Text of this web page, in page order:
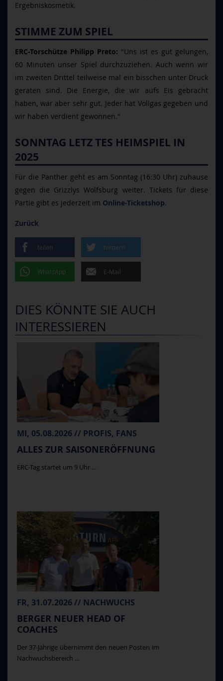
Ergebniskosmetik.
STIMME ZUM SPIEL
ERC-Torschütze Philipp Preto: "Uns ist es gut gelungen,
60 Minuten unser Spiel durchzuziehen. Auch wenn wir
im zweiten Drittel teilweise mal ein bisschen unter Druck
geraten sind. Die Energie, die wir aufs Eis gebracht
haben, war aber sehr gut. Jeder hat Vollgas gegeben und
wir haben verdient gewonnen."
SONNTAG LETZ TES HEIMSPIEL IN
2025
Für die Panther geht es am Sonntag (16:30 Uhr) zuhause
gegen die Grizzlys Wolfsburg weiter. Tickets für diese
Partie gibt es jederzeit im Online-Ticketshop.
Zurück
teilen twittern
WhatsApp E-Mail
DIES KÖNNTE SIE AUCH
INTERESSIEREN
MI, 05.08.2026 // PROFIS, FANS
ALLES ZUR SAISONERÖFFNUNG
ERC-Tag startet um 9 Uhr ...
FR, 31.07.2026 // NACHWUCHS
BERGER NEUER HEAD OF
COACHES
Der 37-Jährige übernimmt den neuen Posten im
Nachwuchsbereich ...